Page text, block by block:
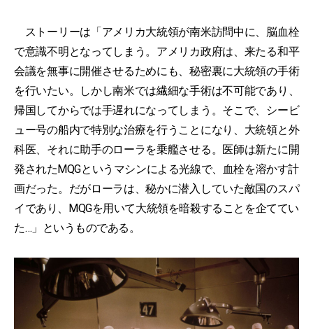
ストーリーは「アメリカ大統領が南米訪問中に、脳血栓
で意識不明となってしまう。アメリカ政府は、来たる和平
会議を無事に開催させるためにも、秘密裏に大統領の手術
を行いたい。しかし南米では繊細な手術は不可能であり、
帰国してからでは手遅れになってしまう。そこで、シービ
ュー号の船内で特別な治療を行うことになり、大統領と外
科医、それに助手のローラを乗艦させる。医師は新たに開
発されたMQGというマシンによる光線で、血栓を溶かす計
画だった。だがローラは、秘かに潜入していた敵国のスパ
イであり、MQGを用いて大統領を暗殺することを企ててい
た…」というものである。